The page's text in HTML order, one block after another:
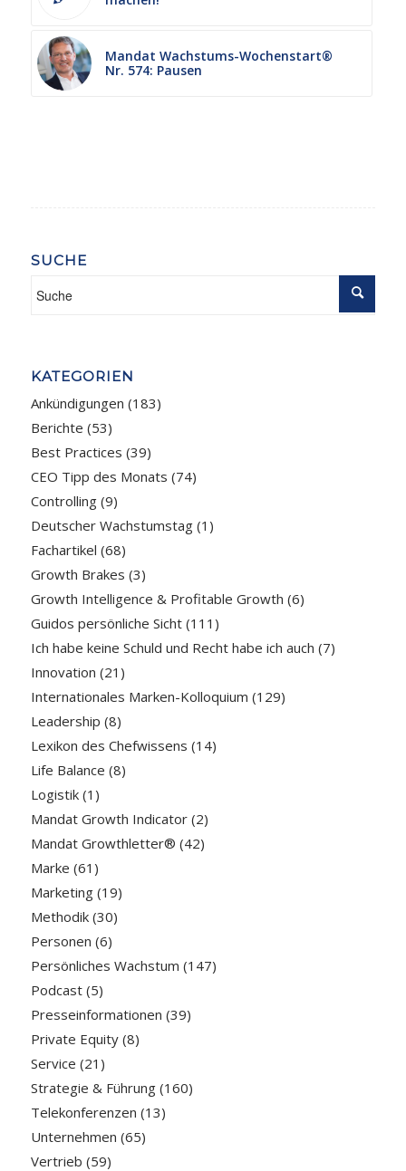
Mandat Wachstums-Wochenstart®
Nr. 574: Pausen
SUCHE
KATEGORIEN
Ankündigungen (183)
Berichte (53)
Best Practices (39)
CEO Tipp des Monats (74)
Controlling(9)
Deutscher Wachstumstag(1)
Fachartikel (68)
Growth Brakes (3)
Growth Intelligence & Profitable Growth (6)
Guidos persönliche Sicht(111)
Ich habe keine Schuld und Recht habe ich auch (7)
Innovation (21)
Internationales Marken-Kolloquium (129)
Leadership (8)
Lexikon des Chefwissens (14)
Life Balance (8)
Logistik(1)
Mandat Growth Indicator(2)
Mandat Growthletter® (42)
Marke (61)
Marketing(19)
Methodik(30)
Personen (6)
Persönliches Wachstum (147)
Podcast(5)
Presseinformationen (39)
Private Equity(8)
Service (21)
Strategie & Führung(160)
Telekonferenzen (13)
Unternehmen (65)
Vertrieb (59)